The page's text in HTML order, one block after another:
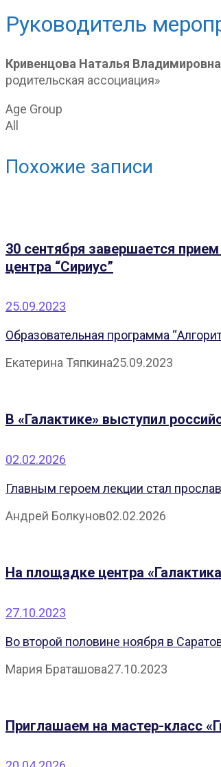
Руководитель
Кривенцова Наталья Владимировна
родительская ассоциация»
Age Group
All
Похожие записи
30 сентября завершается
центра “Сириус”
25.09.2023
Образовательная программа
Екатерина Тяпкина25.09.2023
В «Галактике» выступил
02.02.2026
Главным героем лекции стал
Андрей Болкунов02.02.2026
На площадке центра
27.10.2023
Во второй половине ноября в
Мария Браташова27.10.2023
Приглашаем на мастер-класс